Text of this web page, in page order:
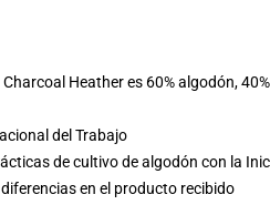
Heather es 60% algodón,
del Trabajo
de cultivo de algodón con la
en el producto recibido